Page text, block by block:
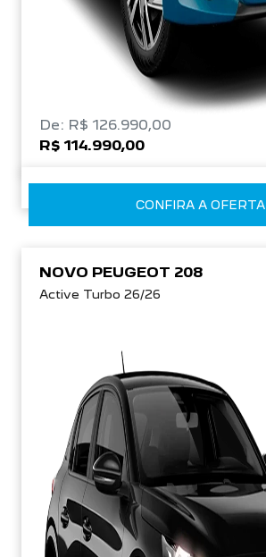
De: R$ 126.990,00
R$ 114.990,00
CONFIRA A OFERTA
NOVO PEUGEOT 208
Active Turbo 26/26